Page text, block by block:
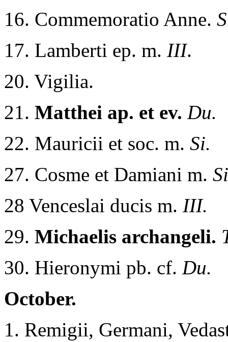
16. Commemoratio Anne.
17. Lamberti ep. m. III.
20. Vigilia.
21. Matthei ap. et ev. Du.
22. Mauricii et soc. m. Si.
27. Cosme et Damiani m.
28 Venceslai ducis m. III.
29. Michaelis archangeli.
30. Hieronymi pb. cf. Du.
October.
1. Remigii, Germani,